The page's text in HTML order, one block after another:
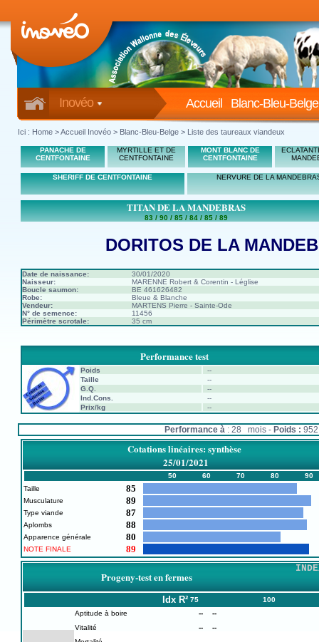
Inovéo Blanc-Bleu-Belge
Accueil
Ici : Home >Accueil Inovéo > Blanc-Bleu-Belge > Liste des taureaux viandeux
PANACHE DE
CENTFONTAINE
MYRTILLE ET DE
CENTFONTAINE
MONT BLANC DE
CENTFONTAINE
SHERIFF DE CENTFONTAINE NERVURE DE LA
TITAN DE LA MANDEBRAS
83 / 90 / 85 / 84 / 85 / 89
DORITOS DE LA
Date de naissance:
30/01/2020
Naisseur:
MARENNE Robert & Corentin - Léglise
Boucle saumon:
BE 461626482
Robe:
Bleue & Blanche
Vendeur:
MARTENS Pierre - Sainte-Ode
N° de semence:
11456
Périmètre scrotale:
35 cm
Performance test
Poids
--
Taille
--
G.Q.
--
Ind.Cons.
--
Prix/kg
--
Performance à: 28 mois - Poids :
Cotations linéaires: synthèse
25/01/2021
50 60 70 80
90
Taille
85
Musculature 89
Type viande 87
Aplombs 88
Apparence générale 80
NOTE FINALE 89
Progeny-test en fermes
Idx R² 75 100
Aptitude à boire --
--
Vitalité
--
--